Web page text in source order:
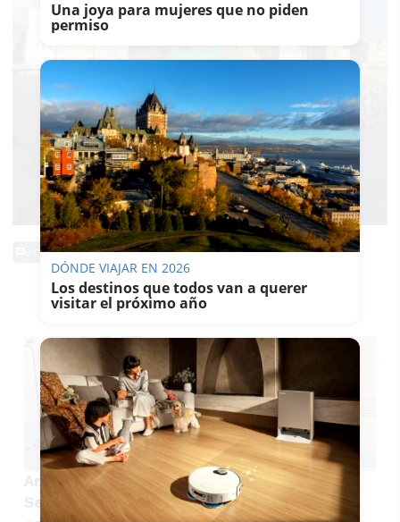
0 Comentarios
TE PUEDE INTERESAR
Aníbal González 'resucita' en un colegio de
Sevilla: el centro volverá a tener el color
Una joya para mujeres que no piden
permiso
DÓNDE VIAJAR EN 2026
Los destinos que todos van a querer
visitar el próximo año